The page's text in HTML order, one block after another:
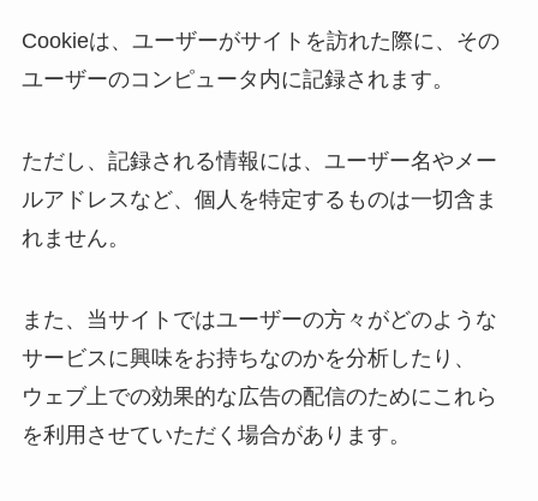
Cookieは、ユーザーがサイトを訪れた際に、その
ユーザーのコンピュータ内に記録されます。
ただし、記録される情報には、ユーザー名やメー
ルアドレスなど、個人を特定するものは一切含ま
れません。
また、当サイトではユーザーの方々がどのような
サービスに興味をお持ちなのかを分析したり、
ウェブ上での効果的な広告の配信のためにこれら
を利用させていただく場合があります。